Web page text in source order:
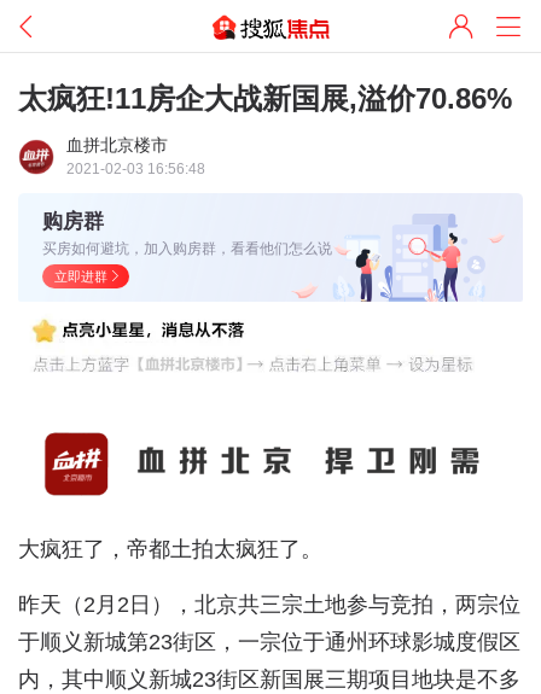
太疯狂!11房企大战新国展,溢价70.86%
血拼北京楼市
2021-02-03 16:56:48
购房群
买房如何避坑，加入购房群，看看他们怎么说
立即进群
大疯狂了，帝都土拍太疯狂了。
昨天（2月2日），北京共三宗土地参与竞拍，两宗位
于顺义新城第23街区，一宗位于通州环球影城度假区
内，其中顺义新城23街区新国展三期项目地块是不多